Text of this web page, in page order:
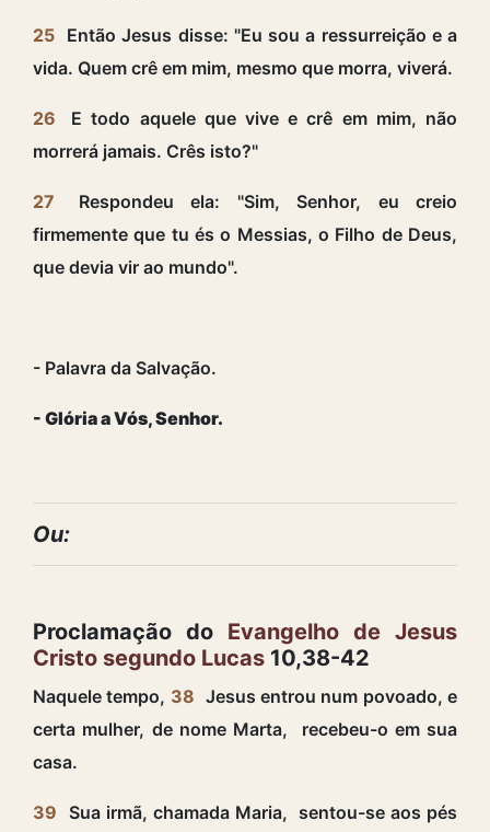
25 Então Jesus disse: "Eu sou a ressurreição e a
vida. Quem crê em mim, mesmo que morra, viverá.
26
E todo aquele que vive e crê em mim, não
morrerá jamais. Crês isto?"
27
Respondeu ela: "Sim, Senhor, eu creio
firmemente que tu és o Messias, o Filho de Deus,
que devia vir ao mundo".
- Palavra da Salvação.
- Glória a Vós, Senhor.
Ou:
Proclamação do Evangelho de Jesus
Cristo segundo Lucas 10,38-42
Naquele tempo, 38 Jesus entrou num povoado, e
certa mulher, de nome Marta, recebeu-o em sua
casa.
39
Sua irmã, chamada Maria, sentou-se aos pés